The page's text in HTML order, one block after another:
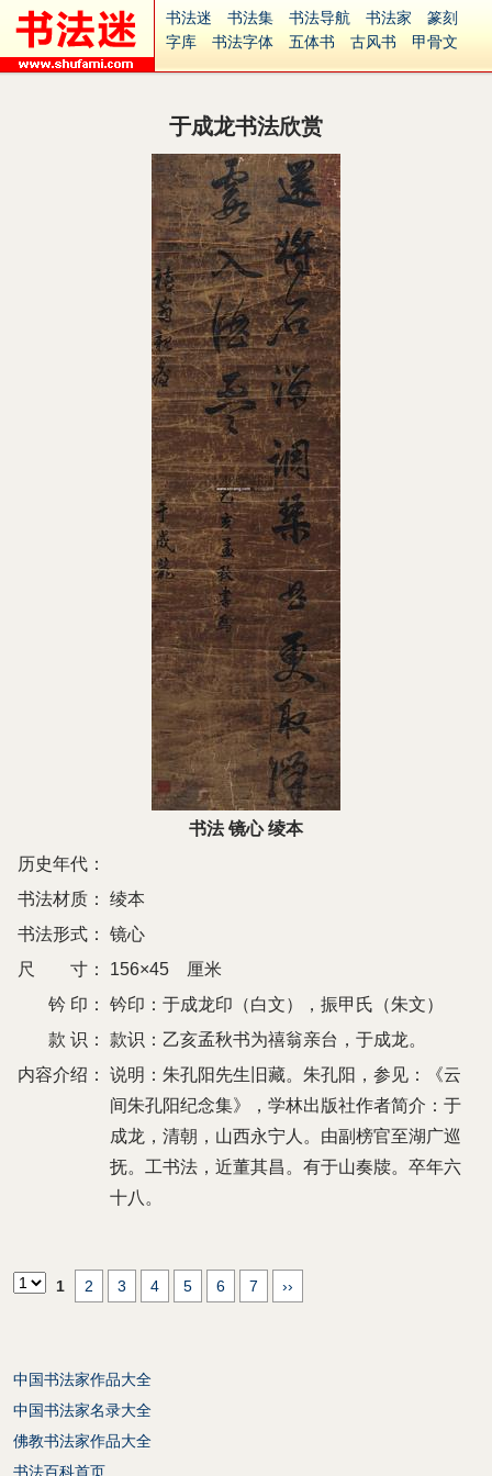
书法迷 书法集 书法导航 书法家
篆刻
字库
书法字体 五体书 古风书
甲骨文
集字
字形 大字 篆刻之家
古籍
中医 象棋 游戏
起名
识字 英语 印章
字体下载
免费字体 中文字体
Ai矢量
P图宝 南无阿弥陀佛
安全网站
捐赠 繁體版
于成龙书法欣赏
书法 镜心 绫本
历史年代：
书法材质：
绫本
书法形式：
镜心
尺 寸：
156×45 厘米
钤 印：
钤印：于成龙印（白文），振甲氏（朱文）
款 识：
款识：乙亥孟秋书为禧翁亲台，于成龙。
内容介绍：
说明：朱孔阳先生旧藏。朱孔阳，参见：《云
间朱孔阳纪念集》，学林出版社作者简介：于
成龙，清朝，山西永宁人。由副榜官至湖广巡
抚。工书法，近董其昌。有于山奏牍。卒年六
十八。
1 2 3 4 5 6 7 ››
中国书法家作品大全
中国书法家名录大全
佛教书法家作品大全
书法百科首页